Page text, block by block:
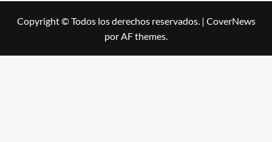
Copyright © Todos los derechos reservados. | CoverNews
por AF themes.